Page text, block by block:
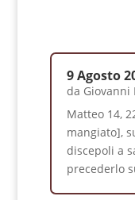
9 Agosto
da Giovanni
Matteo 14,
mangiato],
discepoli a
precederlo